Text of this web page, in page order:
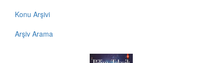
Konu Arşivi
Arşiv Arama